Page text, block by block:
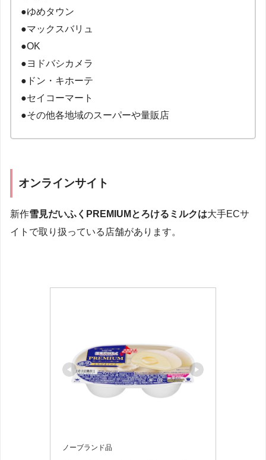
●ゆめタウン
●マックスバリュ
●OK
●ヨドバシカメラ
●ドン・キホーテ
●セイコーマート
●その他各地域のスーパーや量販店
オンラインサイト
新作雪見だいふくPREMIUMとろけるミルクは大手ECサ
イトで取り扱っている店舗があります。
ノーブランド品